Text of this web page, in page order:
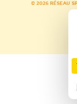
© 2026 RÉSEAU